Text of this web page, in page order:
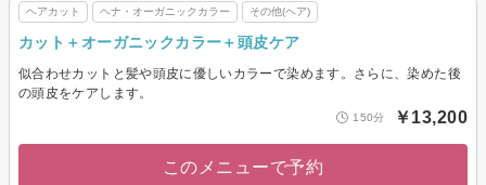
ヘアカット ヘナ・オーガニックカラー その他(ヘア)
カット＋オーガニックカラー＋頭皮ケア
似合わせカットと髪や頭皮に優しいカラーで染めます。さらに、染めた後
の頭皮をケアします。
150分 ￥13,200
このメニューで予約